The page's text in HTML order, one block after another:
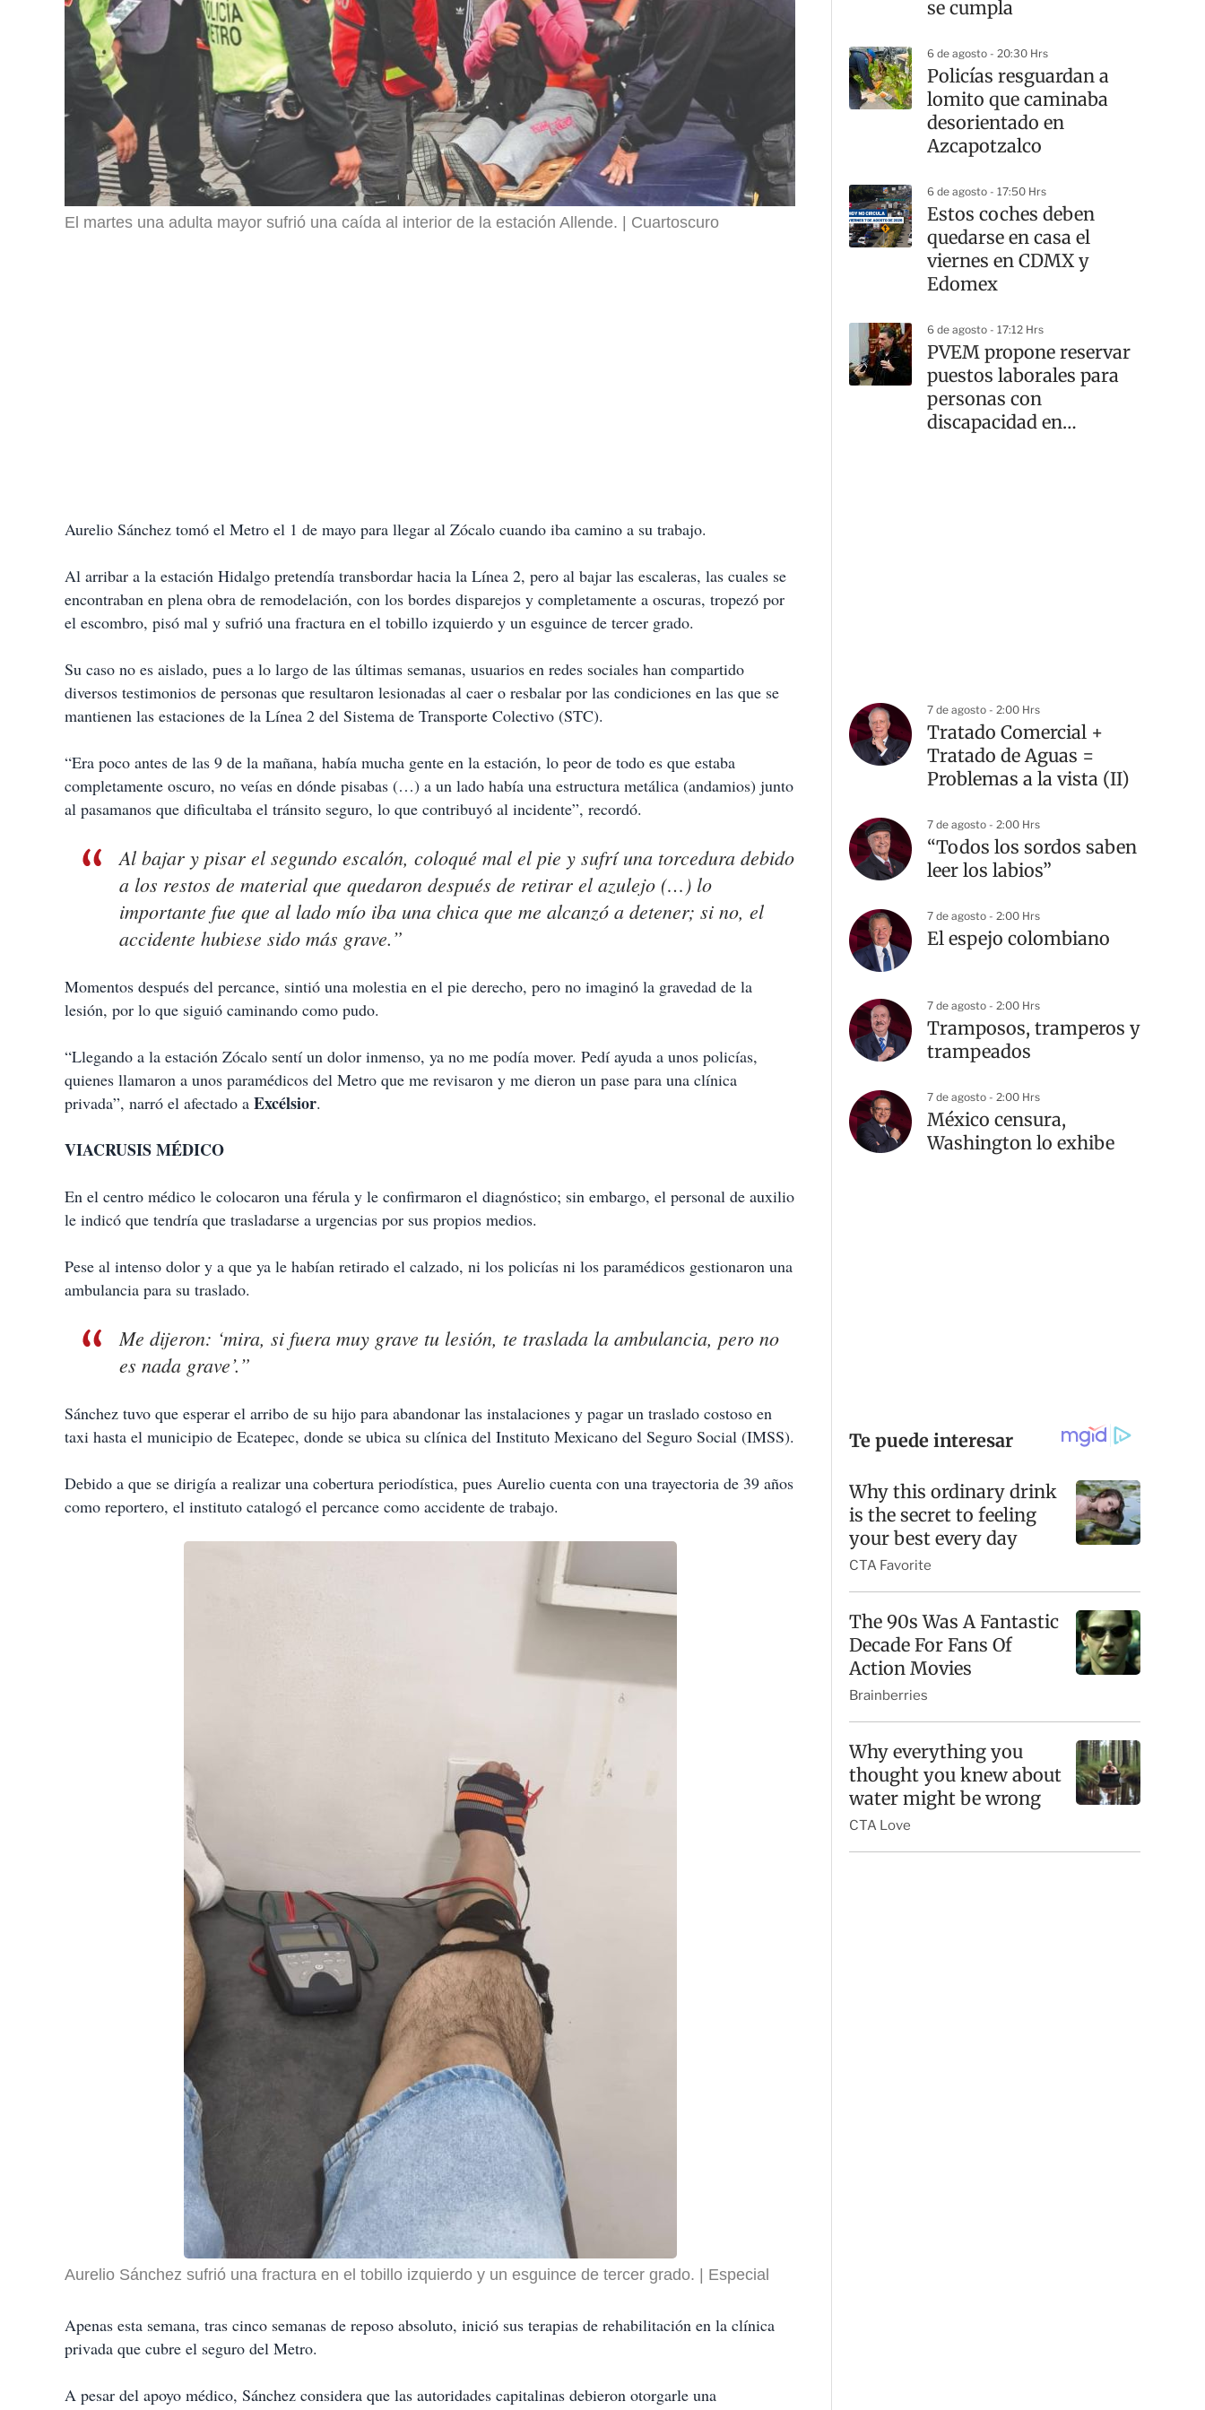
El martes una adulta mayor sufrió una caída al interior de la estación Allende. Cuartoscuro
Aurelio Sánchez tomó el Metro el 1 de mayo para llegar al Zócalo cuando iba camino a su trabajo.
Al arribar a la estación Hidalgo pretendía transbordar hacia la Línea 2, pero al bajar las escaleras, las cuales se
encontraban en plena obra de remodelación, con los bordes disparejos y completamente a oscuras, tropezó por
el escombro, pisó mal y sufrió una fractura en el tobillo izquierdo y un esguince de tercer grado.
Su caso no es aislado, pues a lo largo de las últimas semanas, usuarios en redes sociales han compartido
diversos testimonios de personas que resultaron lesionadas al caer o resbalar por las condiciones en las que se
mantienen las estaciones de la Línea 2 del Sistema de Transporte Colectivo (STC).
“Era poco antes de las 9 de la mañana, había mucha gente en la estación, lo peor de todo es que estaba
completamente oscuro, no veías en dónde pisabas (…) a un lado había una estructura metálica (andamios) junto
al pasamanos que dificultaba el tránsito seguro, lo que contribuyó al incidente”, recordó.
Al bajar y pisar el segundo escalón, coloqué mal el pie y sufrí una torcedura debido
a los restos de material que quedaron después de retirar el azulejo (…) lo
importante fue que al lado mío iba una chica que me alcanzó a detener; si no, el
accidente hubiese sido más grave.”
Momentos después del percance, sintió una molestia en el pie derecho, pero no imaginó la gravedad de la
lesión, por lo que siguió caminando como pudo.
“Llegando a la estación Zócalo sentí un dolor inmenso, ya no me podía mover. Pedí ayuda a unos policías,
quienes llamaron a unos paramédicos del Metro que me revisaron y me dieron un pase para una clínica
privada”, narró el afectado a Excélsior.
VIACRUSIS MÉDICO
En el centro médico le colocaron una férula y le confirmaron el diagnóstico; sin embargo, el personal de auxilio
le indicó que tendría que trasladarse a urgencias por sus propios medios.
Pese al intenso dolor y a que ya le habían retirado el calzado, ni los policías ni los paramédicos gestionaron una
ambulancia para su traslado.
Me dijeron: ‘mira, si fuera muy grave tu lesión, te traslada la ambulancia, pero no
es nada grave’.”
Sánchez tuvo que esperar el arribo de su hijo para abandonar las instalaciones y pagar un traslado costoso en
taxi hasta el municipio de Ecatepec, donde se ubica su clínica del Instituto Mexicano del Seguro Social (IMSS).
Debido a que se dirigía a realizar una cobertura periodística, pues Aurelio cuenta con una trayectoria de 39 años
como reportero, el instituto catalogó el percance como accidente de trabajo.
Aurelio Sánchez sufrió una fractura en el tobillo izquierdo y un esguince de tercer grado. Especial
Apenas esta semana, tras cinco semanas de reposo absoluto, inició sus terapias de rehabilitación en la clínica
privada que cubre el seguro del Metro.
A pesar del apoyo médico, Sánchez considera que las autoridades capitalinas debieron otorgarle una
se cumpla
6 de agosto - 20:30 Hrs
Policías resguardan a
lomito que caminaba
desorientado en
Azcapotzalco
6 de agosto - 17:50 Hrs
Estos coches deben
quedarse en casa el
viernes en CDMX y
Edomex
6 de agosto - 17:12 Hrs
PVEM propone reservar
puestos laborales para
personas con
discapacidad en
7 de agosto - 2:00 Hrs
Tratado Comercial +
Tratado de Aguas =
Problemas a la vista (II)
7 de agosto - 2:00 Hrs
“Todos los sordos saben
leer los labios”
7 de agosto - 2:00 Hrs
El espejo colombiano
7 de agosto - 2:00 Hrs
Tramposos, tramperos y
trampeados
7 de agosto - 2:00 Hrs
México censura,
Washington lo exhibe